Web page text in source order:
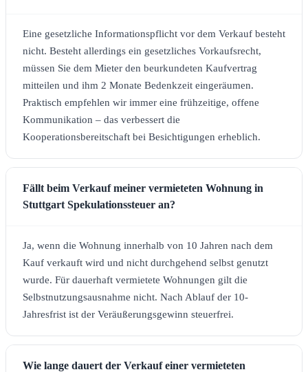
Eine gesetzliche Informationspflicht vor dem Verkauf besteht
nicht. Besteht allerdings ein gesetzliches Vorkaufsrecht,
müssen Sie dem Mieter den beurkundeten Kaufvertrag
mitteilen und ihm 2 Monate Bedenkzeit eingeräumen.
Praktisch empfehlen wir immer eine frühzeitige, offene
Kommunikation – das verbessert die
Kooperationsbereitschaft bei Besichtigungen erheblich.
Fällt beim Verkauf meiner vermieteten Wohnung in
Stuttgart Spekulationssteuer an?
Ja, wenn die Wohnung innerhalb von 10 Jahren nach dem
Kauf verkauft wird und nicht durchgehend selbst genutzt
wurde. Für dauerhaft vermietete Wohnungen gilt die
Selbstnutzungsausnahme nicht. Nach Ablauf der 10-
Jahresfrist ist der Veräußerungsgewinn steuerfrei.
Wie lange dauert der Verkauf einer vermieteten